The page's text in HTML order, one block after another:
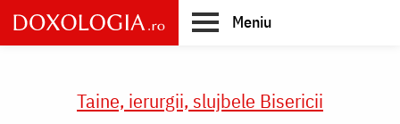
Skip
to
main
Meniu
Taine, ierurgii, slujbele Bisericii